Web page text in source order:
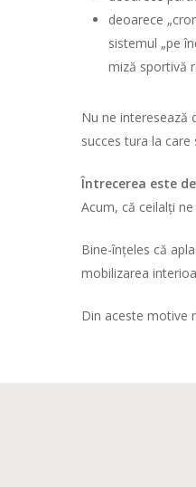
deoarece
sistemul „pe
miză sportivă
Nu ne interesează
succes tura la
Întrecerea este
Acum, că ceilalți
Bine-înțeles că
mobilizarea
Din aceste motive